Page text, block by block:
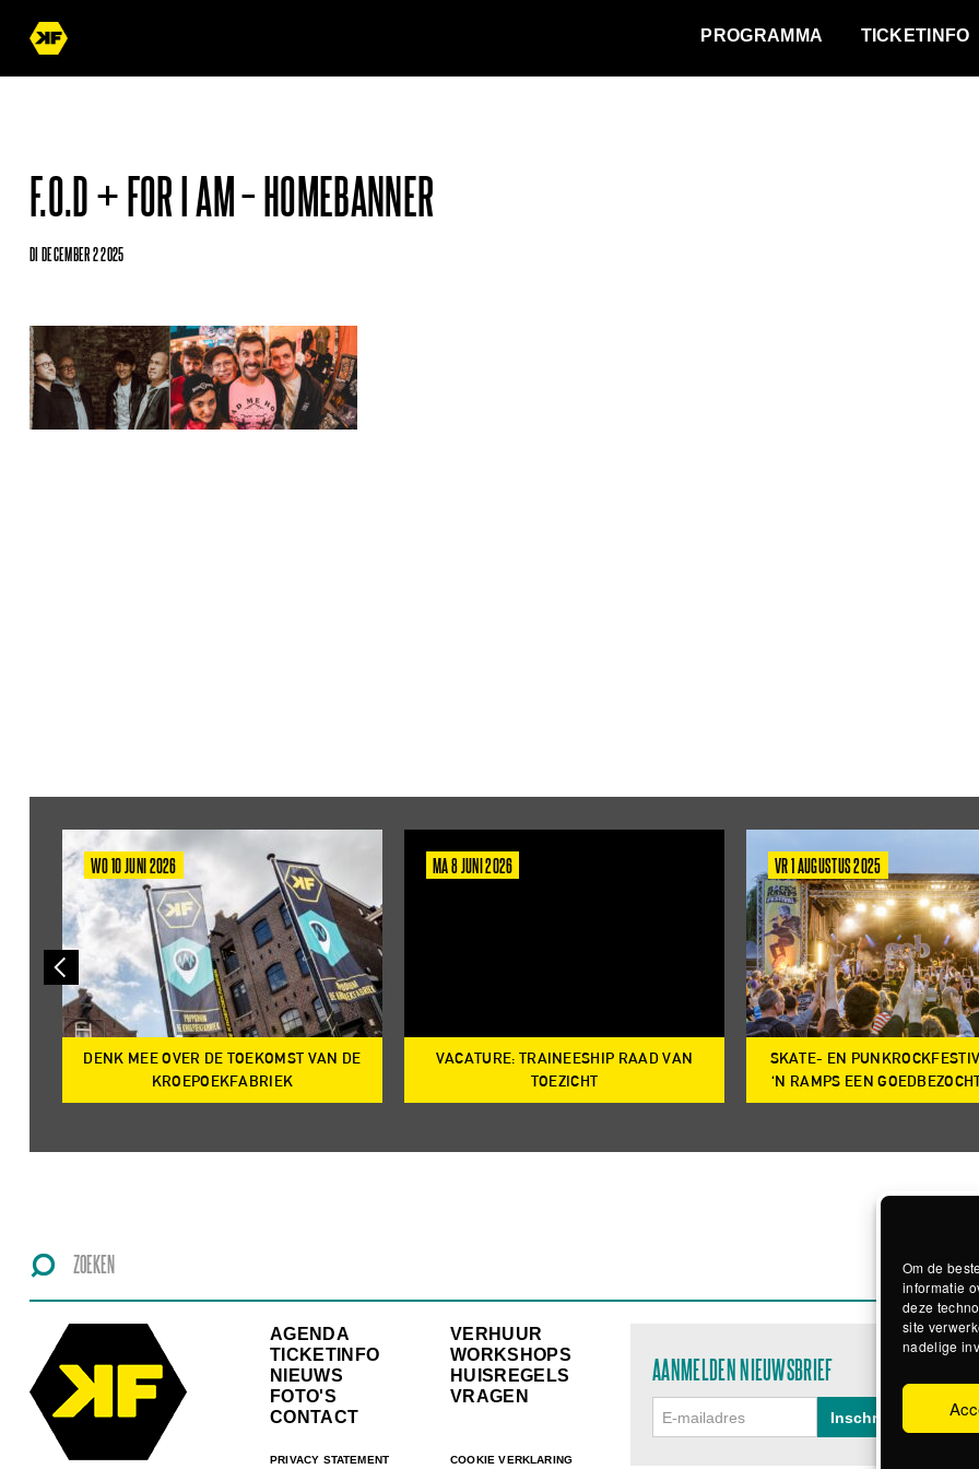
Om de
informatie
deze
site
nadelige
PROGRAMMA TICKETINFO
F.O.D + FOR I AM – HOMEBANNER
DI DECEMBER 2 2025
WO 10 JUNI 2026
DENK MEE OVER DE TOEKOMST VAN DE
KROEPOEKFABRIEK
MA 8 JUNI 2026
VACATURE: TRAINEESHIP RAAD VAN
TOEZICHT
VR 1 AUGUSTUS 2025
SKATE- EN
‘N RAMPS EEN
AGENDA
TICKETINFO
NIEUWS
FOTO'S
CONTACT
PRIVACY STATEMENT
VERHUUR
WORKSHOPS
HUISREGELS
VRAGEN
COOKIE VERKLARING
AANMELDEN NIEUWSBRIEF